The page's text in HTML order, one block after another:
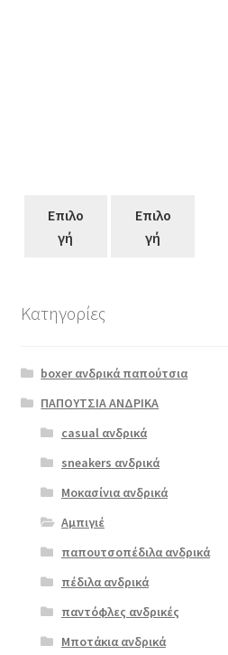
γή
Επιλο
γή
Επιλο
γή
softies 9246
ταμπά
ΠΡΟΣΦΟΡΆ!
€79.00
Original
price
€79.00.
€ 59.00Η
τρέχουσα
είναι:
€59.00.
προϊόν
έχει
παραλλαγές.
επιλογές
μπορούν
επιλεγούν
στη
σελίδα
προϊόντος
Κατηγορίες
boxer ανδρικά παπούτσια
ΠΑΠΟΥΤΣΙΑ ΑΝΔΡΙΚΑ
casual ανδρικά
sneakers ανδρικά
Μοκασίνια ανδρικά
Αμπιγιέ
παπουτσοπέδιλα ανδρικά
πέδιλα ανδρικά
παντόφλες ανδρικές
Μποτάκια ανδρικά